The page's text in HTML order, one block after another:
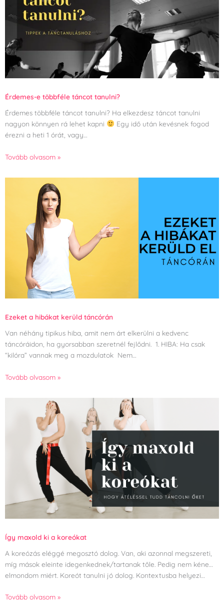
Érdemes-e többféle táncot tanulni?
Érdemes többféle táncot tanulni? Ha elkezdesz táncot tanulni
nagyon könnyen rá lehet kapni
Egy idő után kevésnek fogod
érezni a heti 1 órát, vagy…
Tovább olvasom »
Ezeket a hibákat kerüld táncórán
Van néhány tipikus hiba, amit nem árt elkerülni a kedvenc
táncóráidon, ha gyorsabban szeretnél fejlődni. 1. HIBA: Ha csak
“kilóra” vannak meg a mozdulatok Nem…
Tovább olvasom »
Így maxold ki a koreókat
A koreózás eléggé megosztó dolog. Van, aki azonnal megszereti,
míg mások eleinte idegenkednek/tartanak tőle. Pedig nem kéne…
elmondom miért. Koreót tanulni jó dolog. Kontextusba helyezi…
Tovább olvasom »